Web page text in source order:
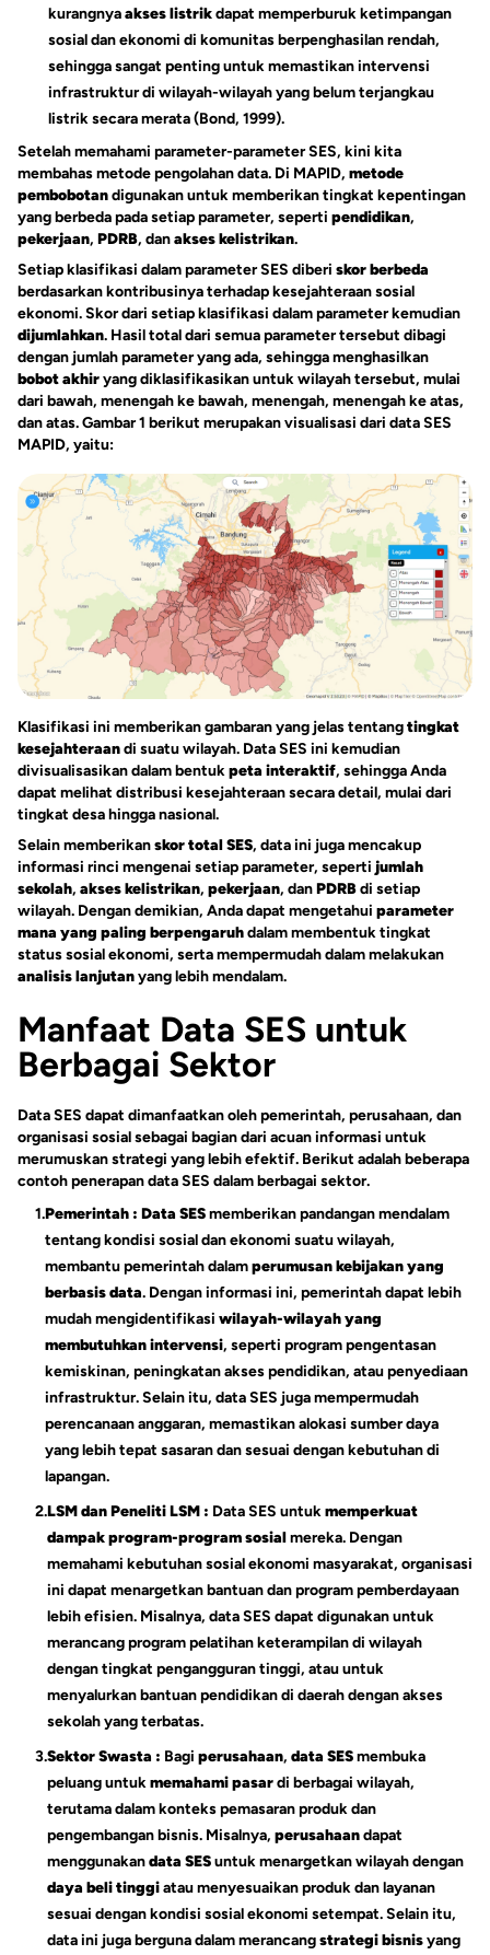
kurangnyaakses listrikdapat memperburuk ketimpangan
sosial dan ekonomi di komunitas berpenghasilan rendah,
sehingga sangat penting untuk memastikan intervensi
infrastruktur di wilayah-wilayah yang belum terjangkau
listrik secara merata (Bond, 1999).
Setelah memahami parameter-parameter SES, kini kita
membahas metode pengolahan data. Di MAPID, metode
pembobotandigunakan untuk memberikan tingkat kepentingan
yang berbeda pada setiap parameter, seperti pendidikan,
pekerjaan, PDRB, danakses kelistrikan.
Setiap klasifikasi dalam parameter SES diberi skor berbeda
berdasarkan kontribusinya terhadap kesejahteraan sosial
ekonomi. Skor dari setiap klasifikasi dalam parameter kemudian
dijumlahkan. Hasil total dari semua parameter tersebut dibagi
dengan jumlah parameter yang ada, sehingga menghasilkan
bobot akhiryang diklasifikasikan untuk wilayah tersebut, mulai
dari bawah, menengah ke bawah, menengah, menengah ke atas,
dan atas. Gambar 1 berikut merupakan visualisasi dari data SES
MAPID, yaitu:
Klasifikasi ini memberikan gambaran yang jelas tentangtingkat
kesejahteraandi suatu wilayah. Data SES ini kemudian
divisualisasikan dalam bentukpeta interaktif, sehingga Anda
dapat melihat distribusi kesejahteraan secara detail, mulai dari
tingkat desa hingga nasional.
Selain memberikanskor total SES, data ini juga mencakup
informasi rinci mengenai setiap parameter, seperti jumlah
sekolah, akses kelistrikan, pekerjaan, danPDRBdi setiap
wilayah. Dengan demikian, Anda dapat mengetahui parameter
mana yang paling berpengaruhdalam membentuk tingkat
status sosial ekonomi, serta mempermudah dalam melakukan
analisis lanjutanyang lebih mendalam.
Manfaat Data SES untuk
Berbagai Sektor
Data SES dapat dimanfaatkan oleh pemerintah, perusahaan, dan
organisasi sosial sebagai bagian dari acuan informasi untuk
merumuskan strategi yang lebih efektif. Berikut adalah beberapa
contoh penerapan data SES dalam berbagai sektor.
1.Pemerintah : Data SESmemberikan pandangan mendalam
tentang kondisi sosial dan ekonomi suatu wilayah,
membantu pemerintah dalamperumusan kebijakan yang
berbasis data. Dengan informasi ini, pemerintah dapat lebih
mudah mengidentifikasi wilayah-wilayah yang
membutuhkan intervensi, seperti program pengentasan
kemiskinan, peningkatan akses pendidikan, atau penyediaan
infrastruktur. Selain itu, data SES juga mempermudah
perencanaan anggaran, memastikan alokasi sumber daya
yang lebih tepat sasaran dan sesuai dengan kebutuhan di
lapangan.
2.LSMdan PenelitiLSM : Data SES untukmemperkuat
dampak program-program sosialmereka. Dengan
memahami kebutuhan sosial ekonomi masyarakat, organisasi
ini dapat menargetkan bantuan dan program pemberdayaan
lebih efisien. Misalnya, data SES dapat digunakan untuk
merancang program pelatihan keterampilan di wilayah
dengan tingkat pengangguran tinggi, atau untuk
menyalurkan bantuan pendidikan di daerah dengan akses
sekolah yang terbatas.
3.Sektor Swasta : Bagi perusahaan, data SESmembuka
peluang untukmemahami pasardi berbagai wilayah,
terutama dalam konteks pemasaran produk dan
pengembangan bisnis. Misalnya, perusahaandapat
menggunakandata SESuntuk menargetkan wilayah dengan
daya beli tinggiatau menyesuaikan produk dan layanan
sesuai dengan kondisi sosial ekonomi setempat. Selain itu,
data ini juga berguna dalam merancangstrategi bisnisyang